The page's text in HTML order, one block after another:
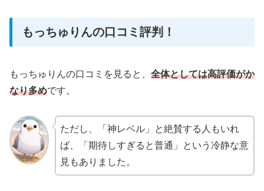
もっちゅりんの口コミ評判！
もっちゅりんの口コミを見ると、 全体としては高評価がか
なり多めです。
ただし、「神レベル」と絶賛する人もいれ
ば、「期待しすぎると普通」という冷静な意
見もありました。